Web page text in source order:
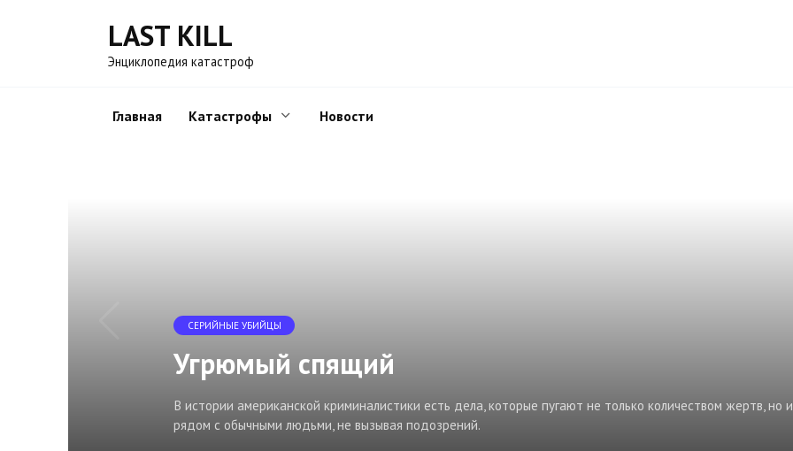
LAST KILL
Энциклопедия катастроф
Главная Катастрофы Новости
СЕРИЙНЫЕ УБИЙЦЫ
Угрюмый спящий
В истории американской криминалистики есть дела, которые пугают не только количеством жертв, но
рядом с обычными людьми, не вызывая подозрений.